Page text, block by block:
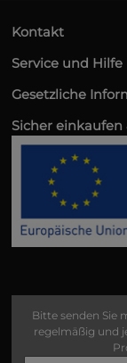
Kontakt
Service und Hilfe
Gesetzliche
Sicher einkaufen
Bitte senden Sie
regelmäßig und